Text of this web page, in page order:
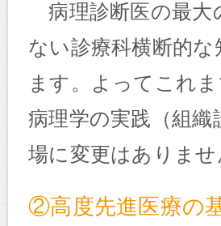
病理診断医の最大
ない診療科横断的
ます。よってこれ
病理学の実践（組
場に変更はありませ
②高度先進医療の